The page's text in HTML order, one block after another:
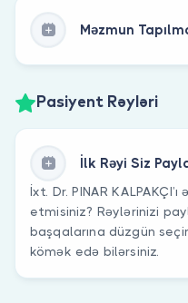
Məzmun
Pasiyent Rəyləri
İlk Rəyi Siz
İxt. Dr. PINAR
etmisiniz? Rəylərinizi
başqalarına düzgün
kömək edə bilərsiniz.